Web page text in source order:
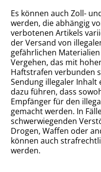
Es können auch Zoll-
werden, die abhängig
verbotenen Artikels
der Versand von
gefährlichen
Vergehen, das mit
Haftstrafen verbunden
Sendung illegaler Inhalt
dazu führen, dass
Empfänger für den
gemacht werden. In
schwerwiegenden
Drogen, Waffen oder
können auch
werden.